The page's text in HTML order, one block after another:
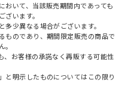
いて、当該販売期間内であっても
います。
少異なる場合がございます。
ものであり、期間限定販売の商品で
、お客様の承諾なく再販する可能性
と明示したものについてはこの限り